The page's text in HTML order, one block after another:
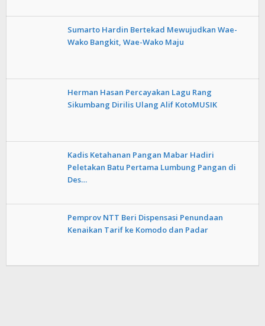
Sumarto Hardin Bertekad Mewujudkan Wae-
Wako Bangkit, Wae-Wako Maju
Herman Hasan Percayakan Lagu Rang
Sikumbang Dirilis Ulang Alif KotoMUSIK
Kadis Ketahanan Pangan Mabar Hadiri
Peletakan Batu Pertama Lumbung Pangan di
Des…
Pemprov NTT Beri Dispensasi Penundaan
Kenaikan Tarif ke Komodo dan Padar